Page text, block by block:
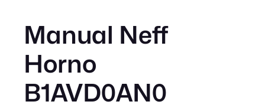
Manual Neff
Horno
B1AVD0AN0